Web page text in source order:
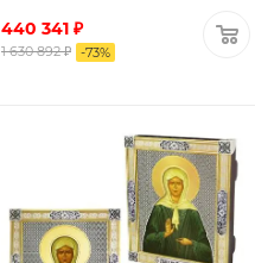
440 341 ₽
1 630 892 ₽ -73%